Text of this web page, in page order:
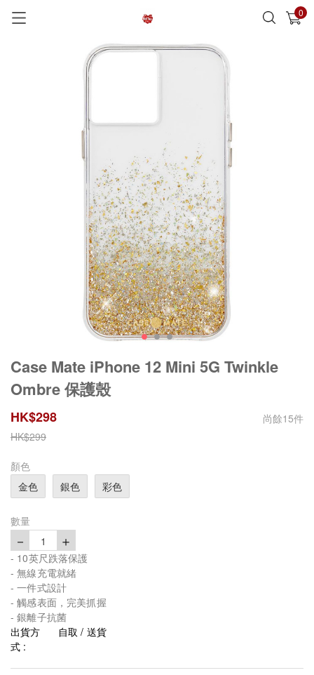
0
已加入購物車 查看
Case Mate iPhone 12 Mini 5G Twinkle
Ombre 保護殼
HK$298 尚餘15件
HK$299
顏色
金色
銀色 彩色
數量
－ 1 ＋
- 10英尺跌落保護
- 無線充電就緒
- 一件式設計
- 觸感表面，完美抓握
- 銀離子抗菌
出貨方
式 :
自取 / 送貨